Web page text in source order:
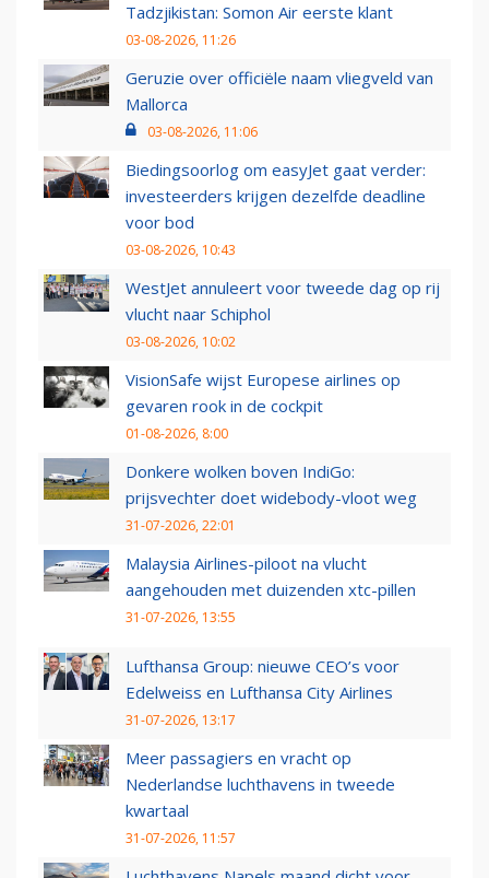
Tadzjikistan: Somon Air eerste klant
03-08-2026, 11:26
Geruzie over officiële naam vliegveld van
Mallorca
03-08-2026, 11:06
Biedingsoorlog om easyJet gaat verder:
investeerders krijgen dezelfde deadline
voor bod
03-08-2026, 10:43
WestJet annuleert voor tweede dag op rij
vlucht naar Schiphol
03-08-2026, 10:02
VisionSafe wijst Europese airlines op
gevaren rook in de cockpit
01-08-2026, 8:00
Donkere wolken boven IndiGo:
prijsvechter doet widebody-vloot weg
31-07-2026, 22:01
Malaysia Airlines-piloot na vlucht
aangehouden met duizenden xtc-pillen
31-07-2026, 13:55
Lufthansa Group: nieuwe CEO’s voor
Edelweiss en Lufthansa City Airlines
31-07-2026, 13:17
Meer passagiers en vracht op
Nederlandse luchthavens in tweede
kwartaal
31-07-2026, 11:57